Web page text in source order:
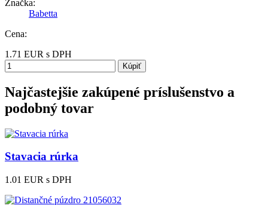
Značka:
Babetta
Cena:
1.71 EUR s DPH
Kúpiť
Najčastejšie zakúpené príslušenstvo a
podobný tovar
Stavacia rúrka
1.01 EUR s DPH